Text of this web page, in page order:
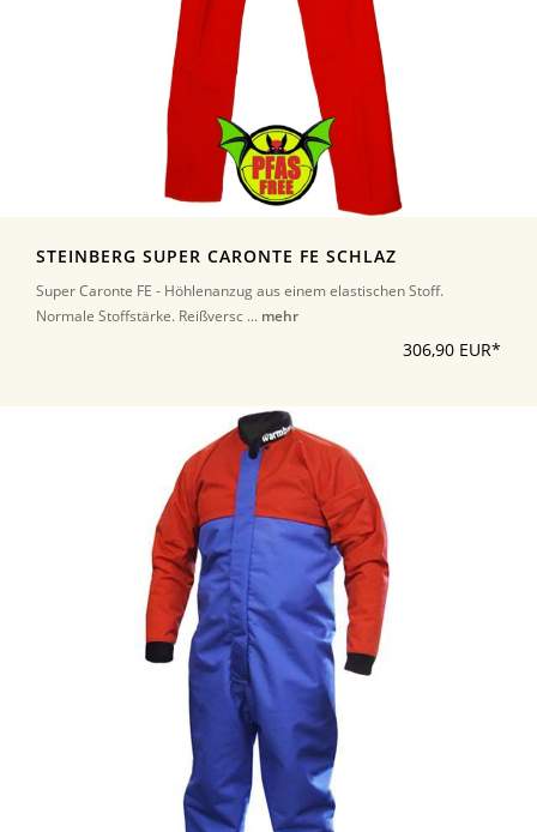
STEINBERG SUPER CARONTE FE SCHLAZ
Super Caronte FE - Höhlenanzug aus einem elastischen Stoff.
Normale Stoffstärke. Reißversc ... mehr
306,90 EUR*